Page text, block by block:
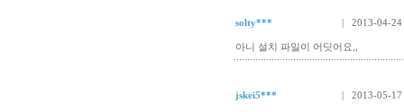
solty*** | 2013-04-24
아니 설치 파일이 어딧어요,,
jskei5*** | 2013-05-17